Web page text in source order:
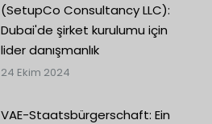
(SetupCo Consultancy LLC):
Dubai'de şirket kurulumu için
lider danışmanlık
24 Ekim 2024
VAE-Staatsbürgerschaft: Ein